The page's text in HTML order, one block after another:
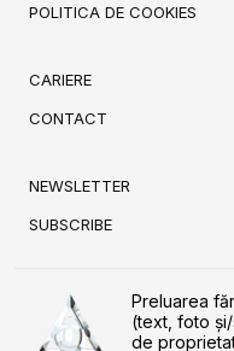
POLITICA DE COOKIES
CARIERE
CONTACT
NEWSLETTER
SUBSCRIBE
Preluarea
(text, foto
de